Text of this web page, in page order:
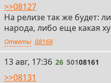
>>08127
На релизе так же будет:
народа, либо еще какая
Ответы 08169
26
13 авг, 17:36 26 50108161
>>08131